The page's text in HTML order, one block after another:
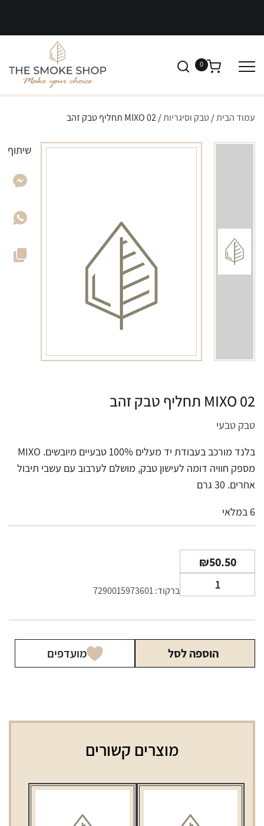
0
עמוד הבית/טבק וסיגריות/ MIXO 02 תחליף טבק זהב
MIXO 02 תחליף טבק זהב
טבק טבעי
בלנד מורכב בעבודת יד מעלים 100% טבעיים מיובשים.
MIXO
מספק חוויה דומה לעישון טבק, מושלם לערבוב עם עשבי תיבול
אחרים. 30 גרם
6 במלאי
₪50.50
של
ברקוד: 7290015973601
הוספה לסל מועדפים
שיתוף
מוצרים קשורים